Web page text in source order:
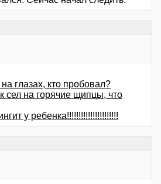
глазах, кто пробовал?
на горячие щипцы, что
у ребенка!!!!!!!!!!!!!!!!!!!!!!